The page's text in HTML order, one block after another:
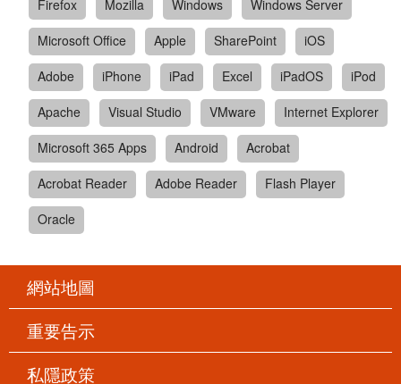
Firefox
Mozilla Windows
Windows Server
Microsoft Office
Apple SharePoint
iOS
Adobe
iPhone iPad Excel iPadOS
iPod
Apache
Visual Studio VMware
Internet Explorer
Microsoft 365 Apps
Android
Acrobat
Acrobat Reader
Adobe Reader
Flash Player
Oracle
網站地圖
重要告示
私隱政策